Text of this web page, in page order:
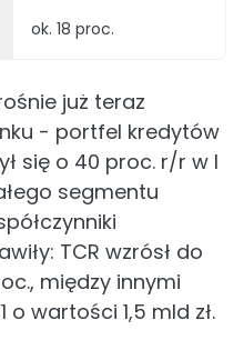
ok. 18 proc.
już teraz
- portfel kredytów
się o 40 proc. r/r w I
segmentu
TCR wzrósł do
między innymi
o wartości 1,5 mld zł.